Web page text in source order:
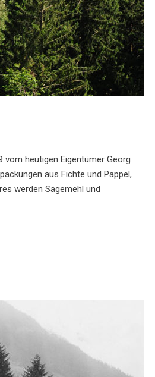
heutigen Eigentümer Georg
aus Fichte und Pappel,
werden Sägemehl und